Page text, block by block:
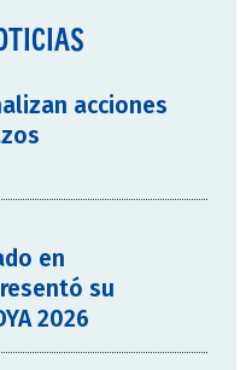
acciones
en
su
2026